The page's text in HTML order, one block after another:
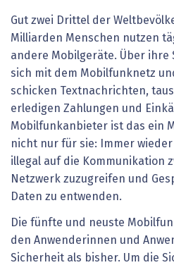
Gut zwei Drittel der
Milliarden Menschen nutzen
andere Mobilgeräte. Über ihre
sich mit dem Mobilfunknetz
schicken Textnachrichten,
erledigen Zahlungen und
Mobilfunkanbieter ist das ein
nicht nur für sie: Immer
illegal auf die Kommunikation
Netzwerk zuzugreifen und
Daten zu entwenden.
Die fünfte und neuste
den Anwenderinnen und
Sicherheit als bisher. Um die